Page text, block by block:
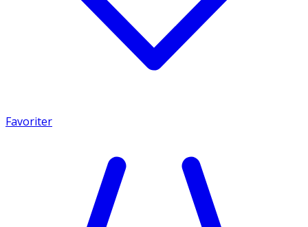
Favoriter